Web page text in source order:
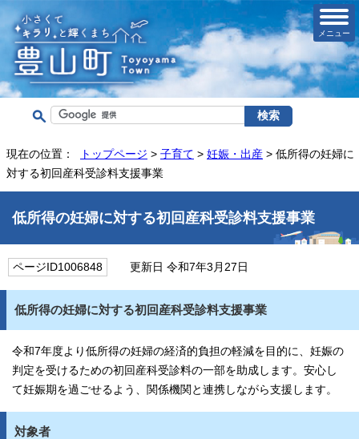
メニュー
現在の位置： トップページ > 子育て > 妊娠・出産 > 低所得の妊婦に
対する初回産科受診料支援事業
低所得の妊婦に対する初回産科受診料支援事業
ページID1006848 更新日 令和7年3月27日
低所得の妊婦に対する初回産科受診料支援事業
令和7年度より低所得の妊婦の経済的負担の軽減を目的に、妊娠の
判定を受けるための初回産科受診料の一部を助成します。安心し
て妊娠期を過ごせるよう、関係機関と連携しながら支援します。
対象者